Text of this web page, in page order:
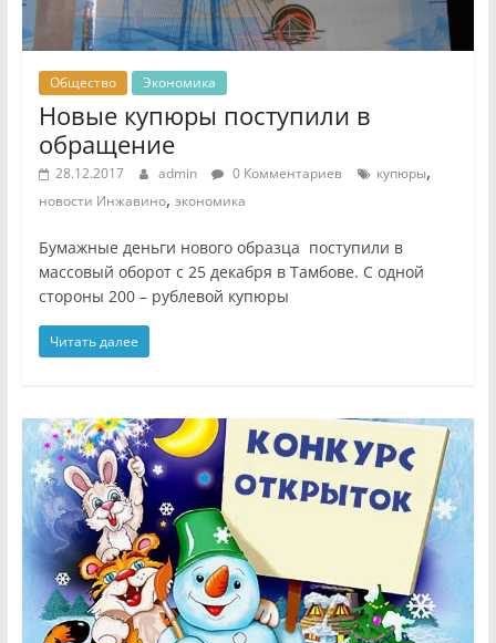
Общество Экономика
Новые купюры поступили в
обращение
28.12.2017 admin 0 Комментариев купюры,
новости Инжавино, экономика
Бумажные деньги нового образца поступили в
массовый оборот с 25 декабря в Тамбове. С одной
стороны 200 – рублевой купюры
Читать далее